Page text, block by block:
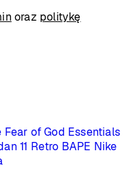
oraz politykę
Fear of God Essentials
11 Retro BAPE Nike